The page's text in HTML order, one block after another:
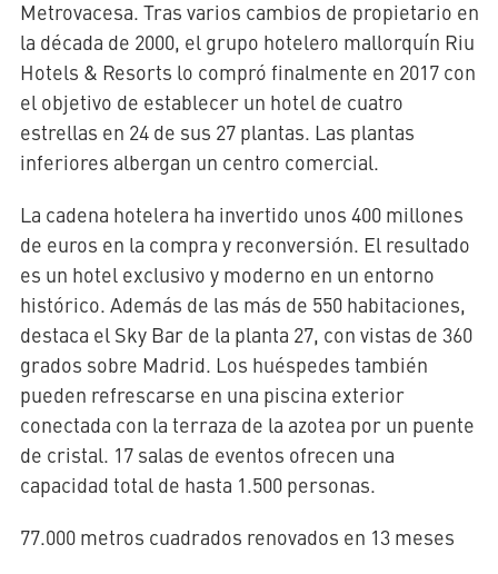
Metrovacesa. Tras varios cambios de propietario en
la década de 2000, el grupo hotelero mallorquín Riu
Hotels & Resorts lo compró finalmente en 2017 con
el objetivo de establecer un hotel de cuatro
estrellas en 24 de sus 27 plantas. Las plantas
inferiores albergan un centro comercial.
La cadena hotelera ha invertido unos 400 millones
de euros en la compra y reconversión. El resultado
es un hotel exclusivo y moderno en un entorno
histórico. Además de las más de 550 habitaciones,
destaca el Sky Bar de la planta 27, con vistas de 360
grados sobre Madrid. Los huéspedes también
pueden refrescarse en una piscina exterior
conectada con la terraza de la azotea por un puente
de cristal. 17 salas de eventos ofrecen una
capacidad total de hasta 1.500 personas.
77.000 metros cuadrados renovados en 13 meses